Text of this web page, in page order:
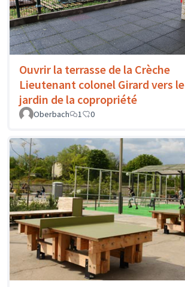
Ouvrir la terrasse de la Crèche
Lieutenant colonel Girard vers le
jardin de la copropriété
Oberbach 1 0